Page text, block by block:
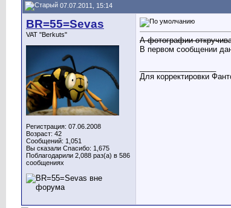
07.07.2011, 15:14
BR=55=Sevas
VAT "Berkuts"
Регистрация: 07.06.2008
Возраст: 42
Сообщений: 1,051
Вы сказали Спасибо: 1,675
Поблагодарили 2,088 раз(а) в 586
сообщениях
А фотографии
В первом сообщении
Для корректировки